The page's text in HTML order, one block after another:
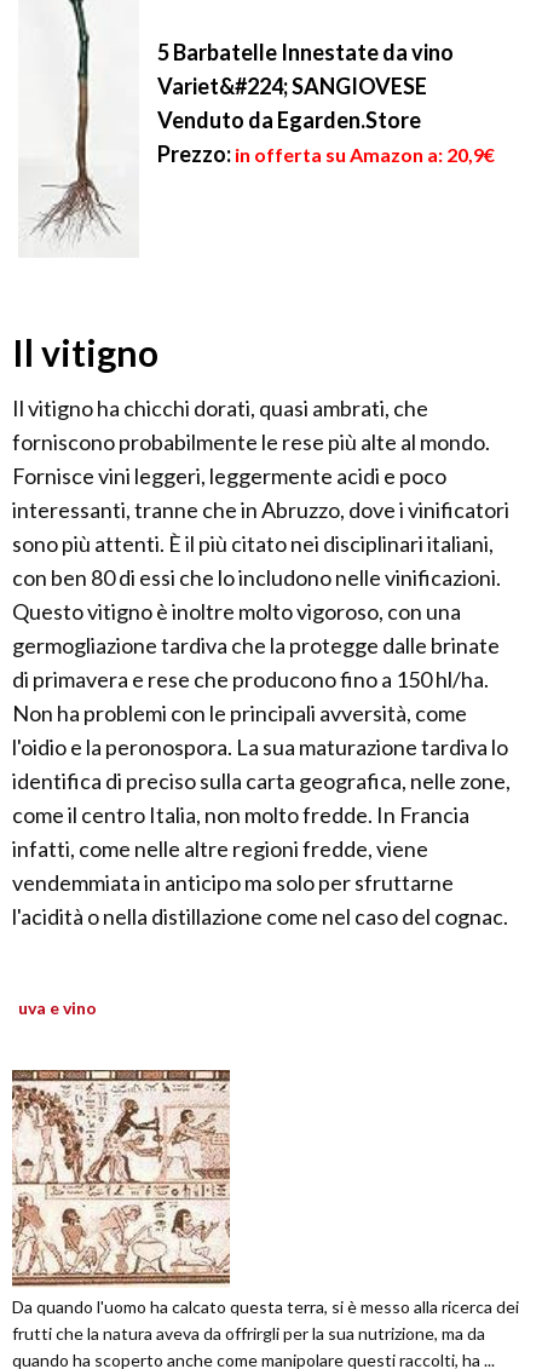
5 Barbatelle Innestate da vino
Variet&#224; SANGIOVESE
Venduto da Egarden.Store
Prezzo: in offerta su Amazon a: 20,9€
Il vitigno
Il vitigno ha chicchi dorati, quasi ambrati, che
forniscono probabilmente le rese più alte al mondo.
Fornisce vini leggeri, leggermente acidi e poco
interessanti, tranne che in Abruzzo, dove i vinificatori
sono più attenti. È il più citato nei disciplinari italiani,
con ben 80 di essi che lo includono nelle vinificazioni.
Questo vitigno è inoltre molto vigoroso, con una
germogliazione tardiva che la protegge dalle brinate
di primavera e rese che producono fino a 150 hl/ha.
Non ha problemi con le principali avversità, come
l'oidio e la peronospora. La sua maturazione tardiva lo
identifica di preciso sulla carta geografica, nelle zone,
come il centro Italia, non molto fredde. In Francia
infatti, come nelle altre regioni fredde, viene
vendemmiata in anticipo ma solo per sfruttarne
l'acidità o nella distillazione come nel caso del cognac.
uva e vino
Da quando l'uomo ha calcato questa terra, si è messo alla ricerca dei
frutti che la natura aveva da offrirgli per la sua nutrizione, ma da
quando ha scoperto anche come manipolare questi raccolti, ha ...